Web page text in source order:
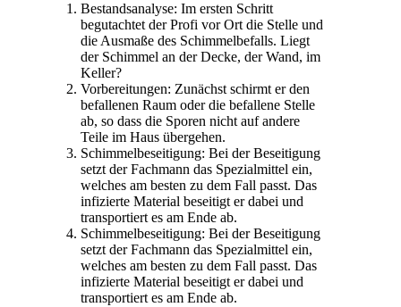
Bestandsanalyse: Im ersten Schritt
begutachtet der Profi vor Ort die Stelle und
die Ausmaße des Schimmelbefalls. Liegt
der Schimmel an der Decke, der Wand, im
Keller?
Vorbereitungen: Zunächst schirmt er den
befallenen Raum oder die befallene Stelle
ab, so dass die Sporen nicht auf andere
Teile im Haus übergehen.
Schimmelbeseitigung: Bei der Beseitigung
setzt der Fachmann das Spezialmittel ein,
welches am besten zu dem Fall passt. Das
infizierte Material beseitigt er dabei und
transportiert es am Ende ab.
Schimmelbeseitigung: Bei der Beseitigung
setzt der Fachmann das Spezialmittel ein,
welches am besten zu dem Fall passt. Das
infizierte Material beseitigt er dabei und
transportiert es am Ende ab.